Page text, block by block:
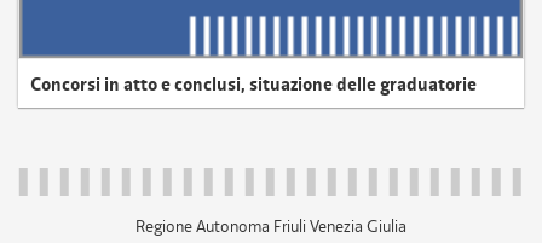
Concorsi in atto e conclusi, situazione delle graduatorie
Regione Autonoma Friuli Venezia Giulia